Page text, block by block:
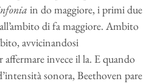
in do maggiore, i primi due
di fa maggiore. Ambito
avvicinandosi
invece il la. E quando
sonora, Beethoven pare